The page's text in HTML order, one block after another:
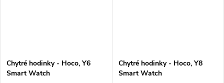
Chytré hodinky - Hoco, Y6
Smart Watch
Chytré hodinky - Hoco, Y8
Smart Watch